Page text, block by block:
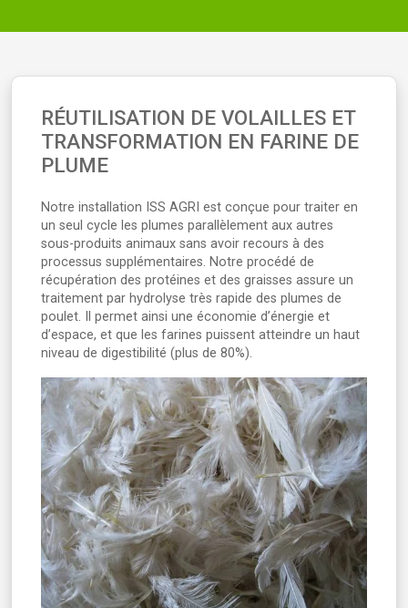
RÉUTILISATION DE VOLAILLES ET
TRANSFORMATION EN FARINE DE
PLUME
Notre installation ISS AGRI est conçue pour traiter en
un seul cycle les plumes parallèlement aux autres
sous-produits animaux sans avoir recours à des
processus supplémentaires. Notre procédé de
récupération des protéines et des graisses assure un
traitement par hydrolyse très rapide des plumes de
poulet. Il permet ainsi une économie d’énergie et
d’espace, et que les farines puissent atteindre un haut
niveau de digestibilité (plus de 80%).